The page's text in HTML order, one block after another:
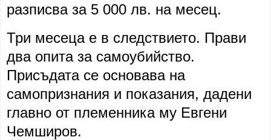
разписва за 5 000 лв. на месец.
Три месеца е в следствието. Прави
два опита за самоубийство.
Присъдата се основава на
самопризнания и показания, дадени
главно от племенника му Евгени
Чемширов.